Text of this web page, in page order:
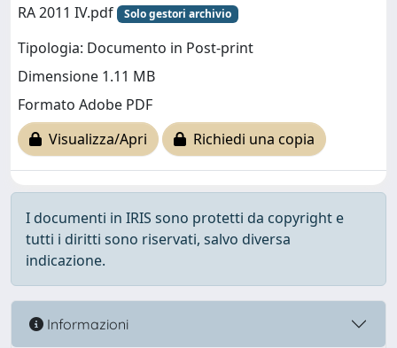
RA 2011 IV.pdf
Solo gestori archivio
Tipologia: Documento in Post-print
Dimensione 1.11 MB
Formato Adobe PDF
Visualizza/Apri
Richiedi una copia
I documenti in IRIS sono protetti da copyright e
tutti i diritti sono riservati, salvo diversa
indicazione.
Informazioni